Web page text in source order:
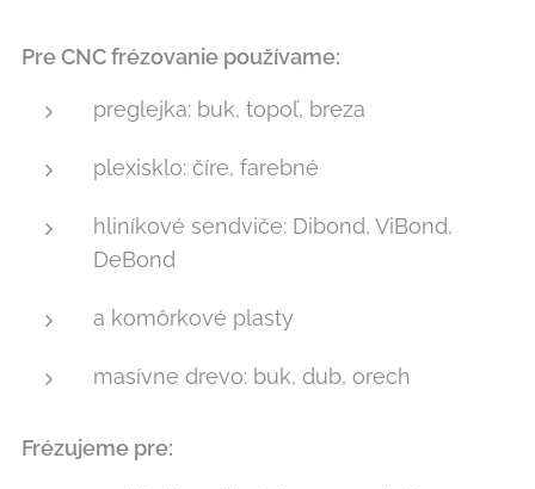
Pre CNC frézovanie používame:
preglejka: buk, topoľ, breza
plexisklo: číre, farebné
hliníkové sendviče: Dibond, ViBond,
DeBond
a komôrkové plasty
masívne drevo: buk, dub, orech
Frézujeme pre: